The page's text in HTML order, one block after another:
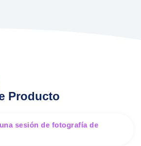
Producto
sesión de fotografía de